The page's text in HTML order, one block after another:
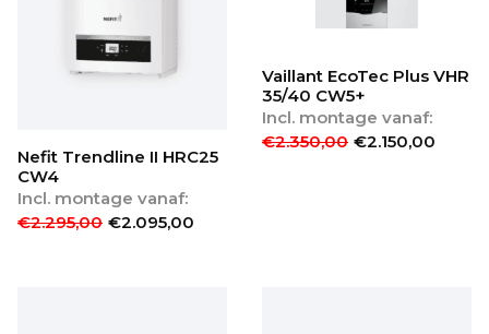
Nefit Trendline II HRC25
CW4
Incl. montage vanaf:
€2.295,00 €2.095,00
Vaillant EcoTec Plus VHR
35/40 CW5+
Incl. montage vanaf:
€2.350,00 €2.150,00